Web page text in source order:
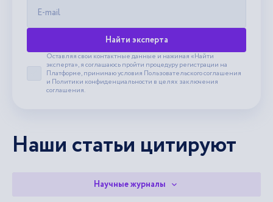
Найти эксперта
Принять пользовательское соглашение
Оставляя свои контактные данные и нажимая «Найти
эксперта», я соглашаюсь пройти процедуру регистрации на
Платформе, принимаю условия Пользовательского соглашения
и Политики конфиденциальности в целях заключения
соглашения.
Наши статьи цитируют
Научные журналы